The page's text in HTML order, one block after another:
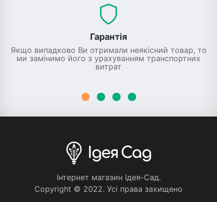
Гарантія
Якщо випадково Ви отримали неякісний товар, то
ми замінимо його з урахуванням транспортних
витрат
Iнтернет магазин Iдея-Сад.
Copyright © 2022. Усi права захищено